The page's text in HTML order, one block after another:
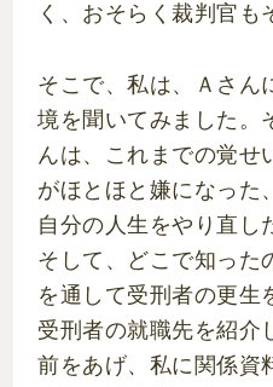
く、おそらく裁判官も
そこで、私は、Ａさん
境を聞いてみました。
んは、これまでの覚せ
がほとほと嫌になった
自分の人生をやり直し
そして、どこで知った
を通して受刑者の更生
受刑者の就職先を紹介
前をあげ、私に関係資